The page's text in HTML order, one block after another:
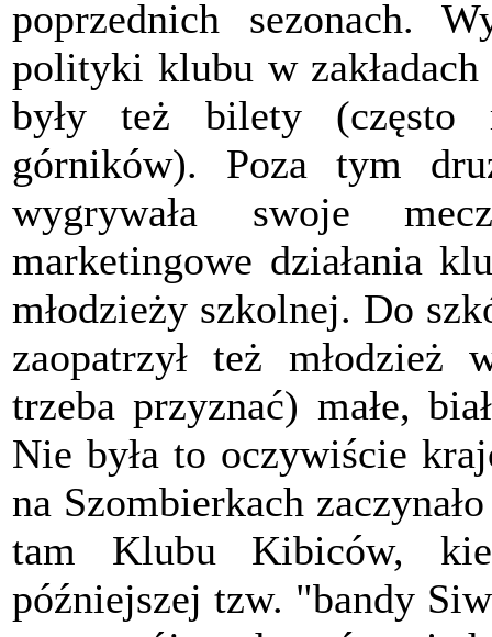
poprzednich sezonach.
polityki klubu w zakładach
były też bilety (często
górników). Poza tym
wygrywała swoje
marketingowe działania
młodzieży szkolnej. Do
zaopatrzył też młodzież
trzeba przyznać) małe,
Nie była to oczywiście
na Szombierkach
tam Klubu Kibiców,
późniejszej tzw. "bandy